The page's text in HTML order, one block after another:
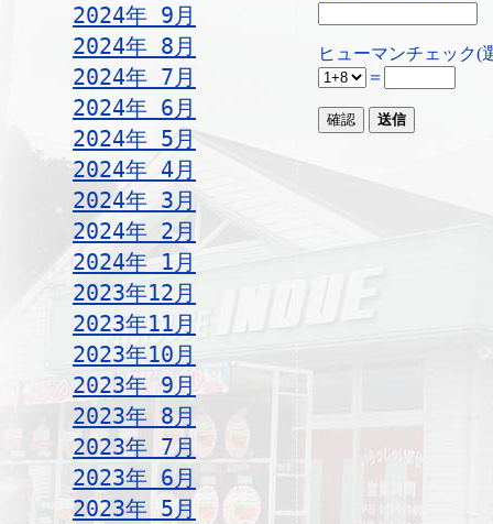
2024年 9月
2024年 8月
2024年 7月
2024年 6月
2024年 5月
2024年 4月
2024年 3月
2024年 2月
2024年 1月
2023年12月
2023年11月
2023年10月
2023年 9月
2023年 8月
2023年 7月
2023年 6月
2023年 5月
ヒューマンチェック(
＝